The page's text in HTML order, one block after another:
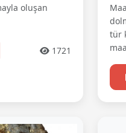
oluşan
1721
tür